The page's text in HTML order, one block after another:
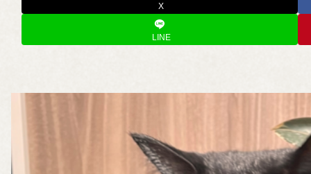
X
LINE